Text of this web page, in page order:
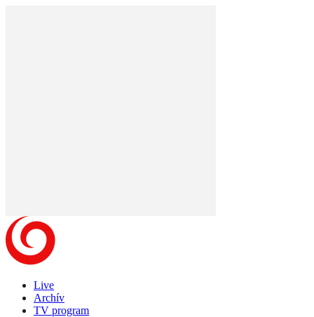
Live
Archív
TV program